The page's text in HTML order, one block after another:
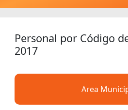
Personal por Código
2017
Area